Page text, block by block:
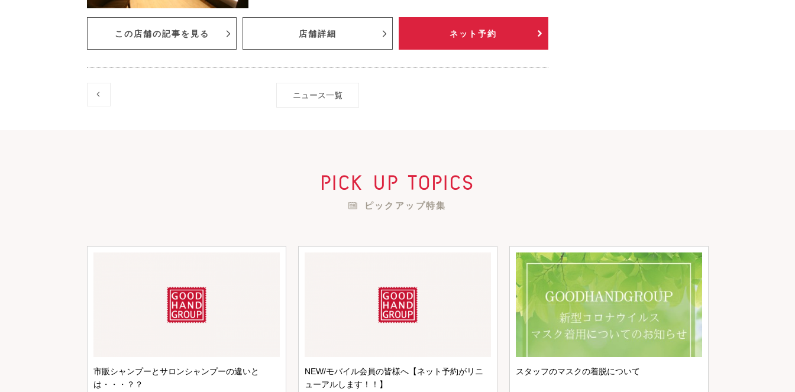
この店舗の記事を見る 店舗詳細 ネット予約
ニュース一覧
pick up topics
ピックアップ特集
市販シャンプーとサロンシャンプーの違いと
は・・・？？
NEW/モバイル会員の皆様へ【ネット予約がリニ
ューアルします！！】
スタッフのマスクの着脱について